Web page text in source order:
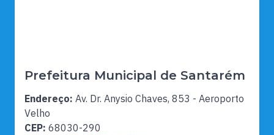
Prefeitura Municipal de Santarém
Endereço: Av. Dr. Anysio Chaves, 853 - Aeroporto
Velho
CEP: 68030-290